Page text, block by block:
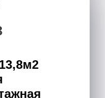
13,8м2